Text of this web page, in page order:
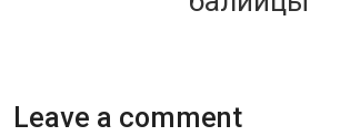
Leave a comment